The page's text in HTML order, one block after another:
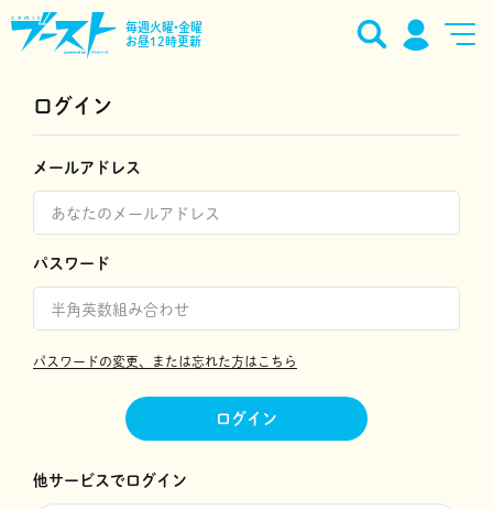
毎週火曜•金曜
お昼12時更新
ログイン
メールアドレス
パスワード
パスワードの変更、または忘れた方はこちら
ログイン
他サービスでログイン